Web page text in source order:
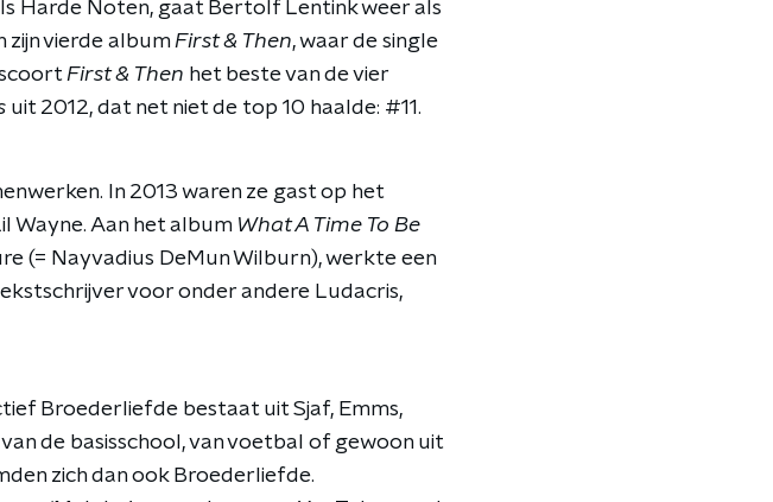
Harde Noten, gaat Bertolf Lentink weer als
zijn vierde album First & Then, waar de single
First & Then het beste van de vier
uit 2012, dat net niet de top 10 haalde: #11.
In 2013 waren ze gast op het
Wayne. Aan het album What A Time To Be
(= Nayvadius DeMun Wilburn), werkte een
voor onder andere Ludacris,
Broederliefde bestaat uit Sjaf, Emms,
de basisschool, van voetbal of gewoon uit
zich dan ook Broederliefde.